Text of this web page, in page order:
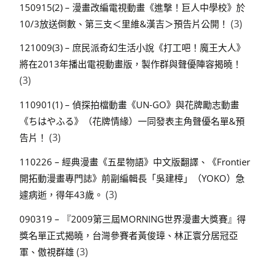
150915(2) – 漫畫改編電視動畫《進撃！巨人中學校》於
10/3放送倒數、第三支＜里維&漢吉＞預告片公開！ (3)
121009(3) – 庶民派奇幻生活小說《打工吧！魔王大人》
將在2013年播出電視動畫版，製作群與聲優陣容揭曉！
(3)
110901(1) – 偵探拍檔動畫《UN-GO》與花牌勵志動畫
《ちはやふる》（花牌情緣）一同發表主角聲優名單&預
告片！ (3)
110226 – 經典漫畫《五星物語》中文版翻譯、《Frontier
開拓動漫畫專門誌》前副編輯長「吳建樟」（YOKO）急
遽病逝，得年43歲。 (3)
090319 – 『2009第三屆MORNING世界漫畫大獎賽』得
獎名單正式揭曉，台灣參賽者黃俊璋、林正寰分居冠亞
軍、傲視群雄 (3)